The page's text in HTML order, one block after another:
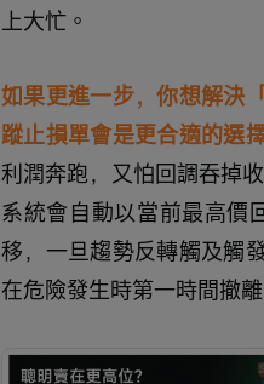
上大忙。
如果更進一步，你想解決
蹤止損單會是更合適的選
利潤奔跑，又怕回調吞掉
系統會自動以當前最高價
移，一旦趨勢反轉觸及觸
在危險發生時第一時間撤離